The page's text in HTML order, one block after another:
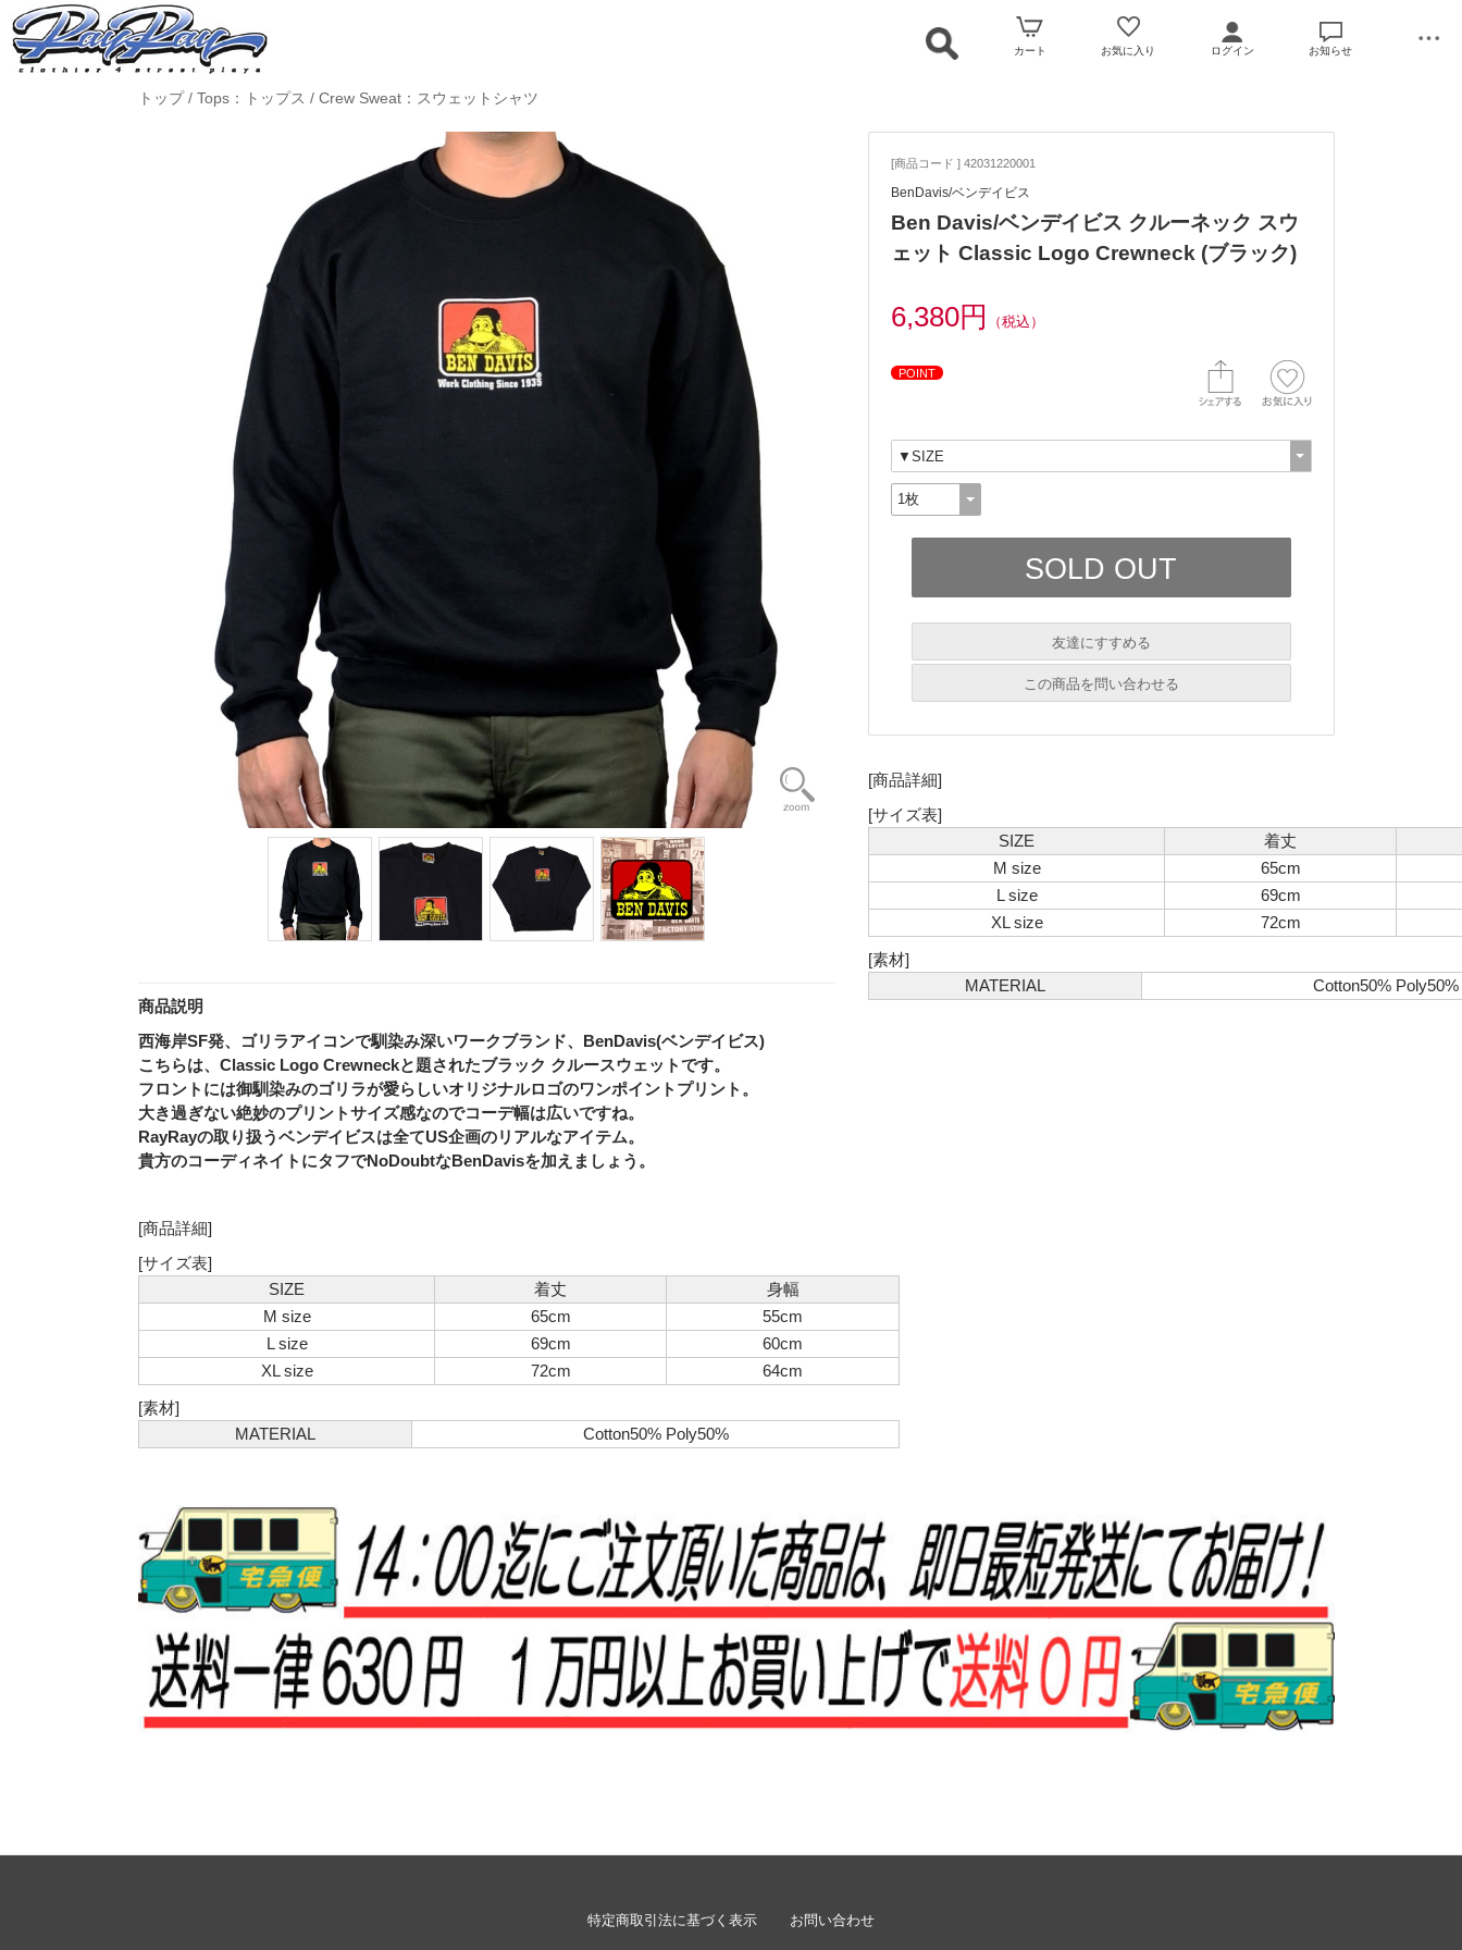
カート お気に入り ログイン お知らせ
トップ/ Tops：トップス / Crew Sweat：スウェットシャツ
商品説明
西海岸SF発、ゴリラアイコンで馴染み深いワークブランド、BenDavis(ベンデイビス)
こちらは、Classic Logo Crewneckと題されたブラック クルースウェットです。
フロントには御馴染みのゴリラが愛らしいオリジナルロゴのワンポイントプリント。
大き過ぎない絶妙のプリントサイズ感なのでコーデ幅は広いですね。
RayRayの取り扱うベンデイビスは全てUS企画のリアルなアイテム。
貴方のコーディネイトにタフでNoDoubtなBenDavisを加えましょう。
[商品詳細]
[サイズ表]
SIZE
着丈
身幅
M size
65cm
55cm
L size
69cm
60cm
XL size
72cm
64cm
[素材]
MATERIAL
Cotton50% Poly50%
[商品コード ] 42031220001
BenDavis/ベンデイビス
Ben Davis/ベンデイビス クルーネック スウ
ェット Classic Logo Crewneck (ブラック)
6,380円 （税込）
POINT
友達にすすめる
必須
この商品を問い合わせる
[商品詳細]
[サイズ表]
SIZE
着丈
M size
65cm
L size
69cm
XL size
72cm
[素材]
MATERIAL
Cotton50% Poly50%
特定商取引法に基づく表示 お問い合わせ